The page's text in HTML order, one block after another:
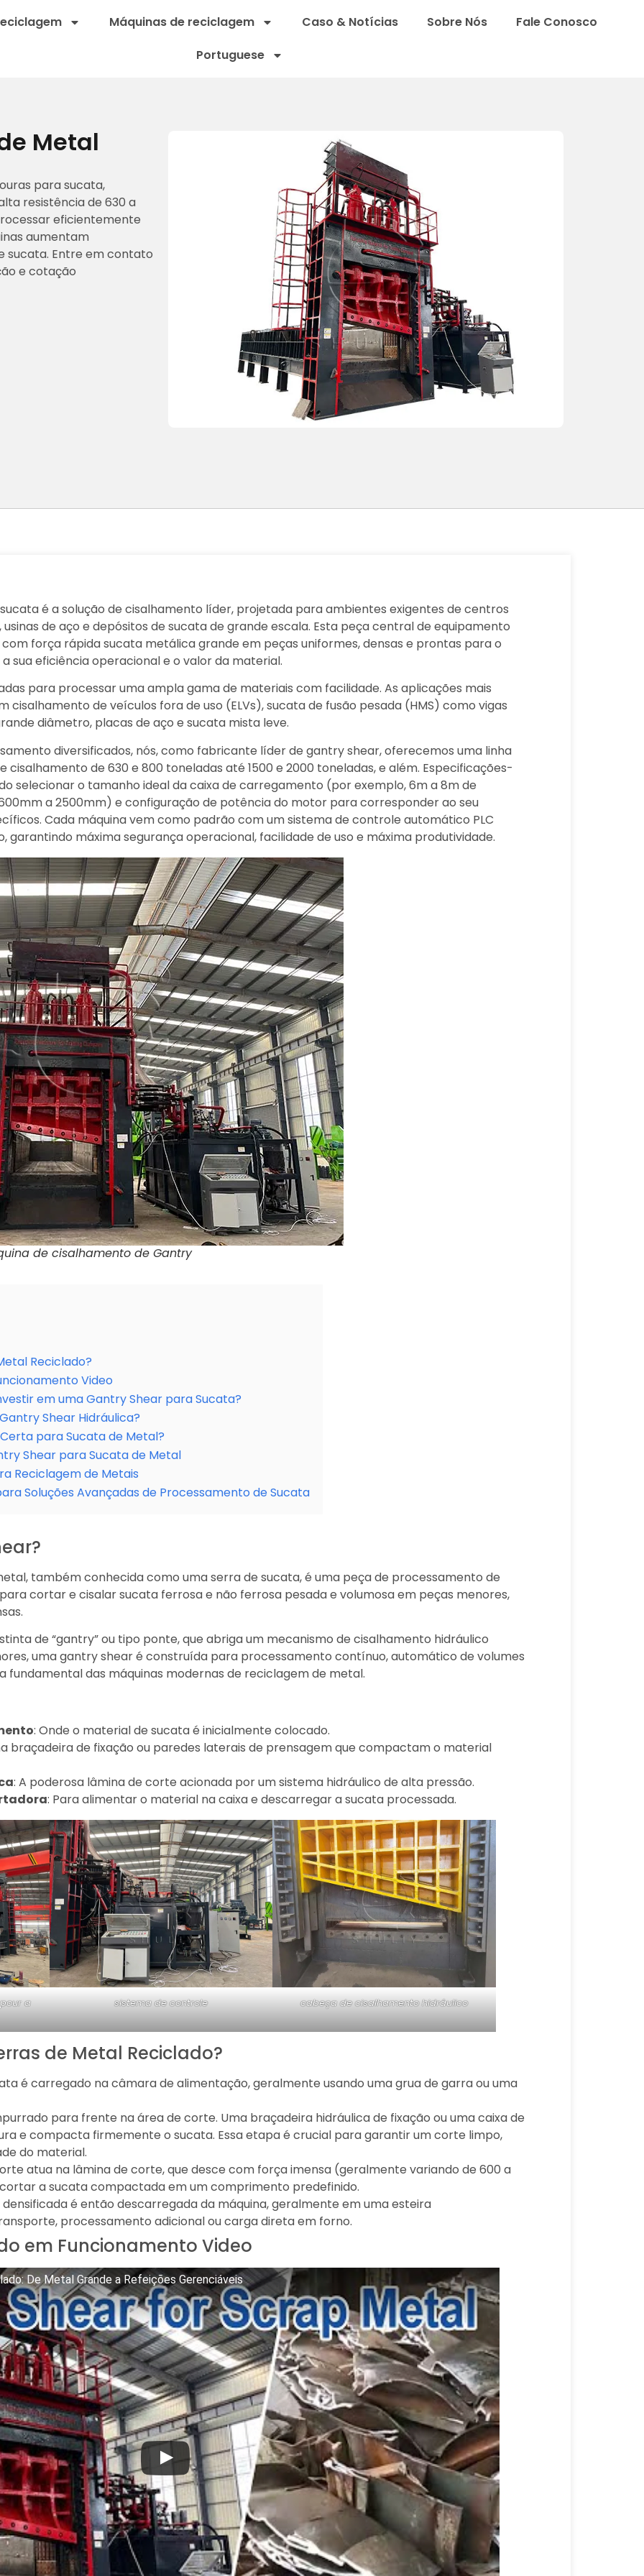
Máquinas de reciclagem Caso & Notícias Sobre Nós
Fale Conosco
Portuguese
Metal
para sucata,
resistência de 630 a
eficientemente
aumentam
sucata. Entre em contato
e cotação
é a solução de cisalhamento líder, projetada para ambientes exigentes de centros
de aço e depósitos de sucata de grande escala. Esta peça central de equipamento
força rápida sucata metálica grande em peças uniformes, densas e prontas para o
sua eficiência operacional e o valor da material.
para processar uma ampla gama de materiais com facilidade. As aplicações mais
cisalhamento de veículos fora de uso (ELVs), sucata de fusão pesada (HMS) como vigas
diâmetro, placas de aço e sucata mista leve.
diversificados, nós, como fabricante líder de gantry shear, oferecemos uma linha
de 630 e 800 toneladas até 1500 e 2000 toneladas, e além. Especificações-
selecionar o tamanho ideal da caixa de carregamento (por exemplo, 6m a 8m de
a 2500mm) e configuração de potência do motor para corresponder ao seu
Cada máquina vem como padrão com um sistema de controle automático PLC
máxima segurança operacional, facilidade de uso e máxima produtividade.
de cisalhamento de Gantry
Reciclado?
Video
em uma Gantry Shear para Sucata?
Shear Hidráulica?
para Sucata de Metal?
Shear para Sucata de Metal
Reciclagem de Metais
Soluções Avançadas de Processamento de Sucata
também conhecida como uma serra de sucata, é uma peça de processamento de
cortar e cisalar sucata ferrosa e não ferrosa pesada e volumosa em peças menores,
de “gantry” ou tipo ponte, que abriga um mecanismo de cisalhamento hidráulico
uma gantry shear é construída para processamento contínuo, automático de volumes
fundamental das máquinas modernas de reciclagem de metal.
: Onde o material de sucata é inicialmente colocado.
braçadeira de fixação ou paredes laterais de prensagem que compactam o material
: A poderosa lâmina de corte acionada por um sistema hidráulico de alta pressão.
: Para alimentar o material na caixa e descarregar a sucata processada.
a sistema de controle cabeça de cisalhamento hidráulico
de Metal Reciclado?
é carregado na câmara de alimentação, geralmente usando uma grua de garra ou uma
para frente na área de corte. Uma braçadeira hidráulica de fixação ou uma caixa de
e compacta firmemente o sucata. Essa etapa é crucial para garantir um corte limpo,
do material.
atua na lâmina de corte, que desce com força imensa (geralmente variando de 600 a
a sucata compactada em um comprimento predefinido.
é então descarregada da máquina, geralmente em uma esteira
processamento adicional ou carga direta em forno.
em Funcionamento Video
De Metal Grande a Refeições Gerenciáveis